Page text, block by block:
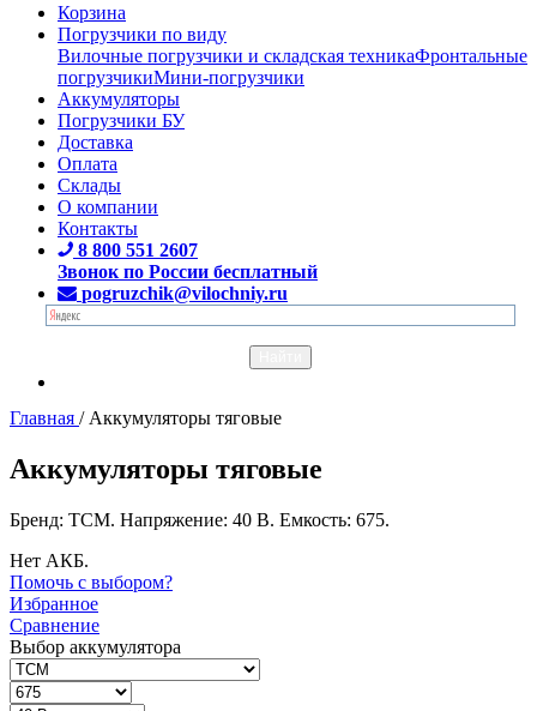
Корзина
Погрузчики по виду
Вилочные погрузчики и складская техникаФронтальные
погрузчикиМини-погрузчики
Аккумуляторы
Погрузчики БУ
Доставка
Оплата
Склады
О компании
Контакты
8 800 551 2607
Звонок по России бесплатный
pogruzchik@vilochniy.ru
Главная / Аккумуляторы тяговые
Аккумуляторы тяговые
Бренд: TCM. Напряжение: 40 В. Емкость: 675.
Нет АКБ.
Помочь с выбором?
Избранное
Сравнение
Выбор аккумулятора